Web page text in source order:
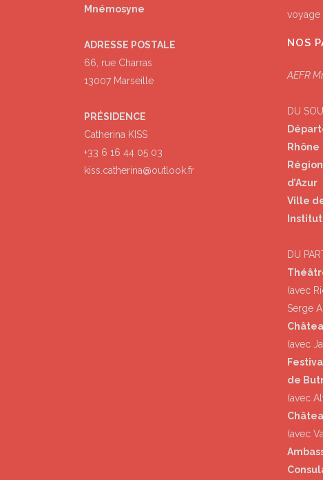
Mnémosyne
ADRESSE POSTALE
66, rue Charras
13007 Marseille
PRÉSIDENCE
Catherina KISS
+33 6 16 44 05 03
kiss.catherina@outlook.fr
voyage
NOS
AEFR
DU
Rhône
d’Azur
Ville
DU
(avec
Serge
(avec
de
(avec
(avec